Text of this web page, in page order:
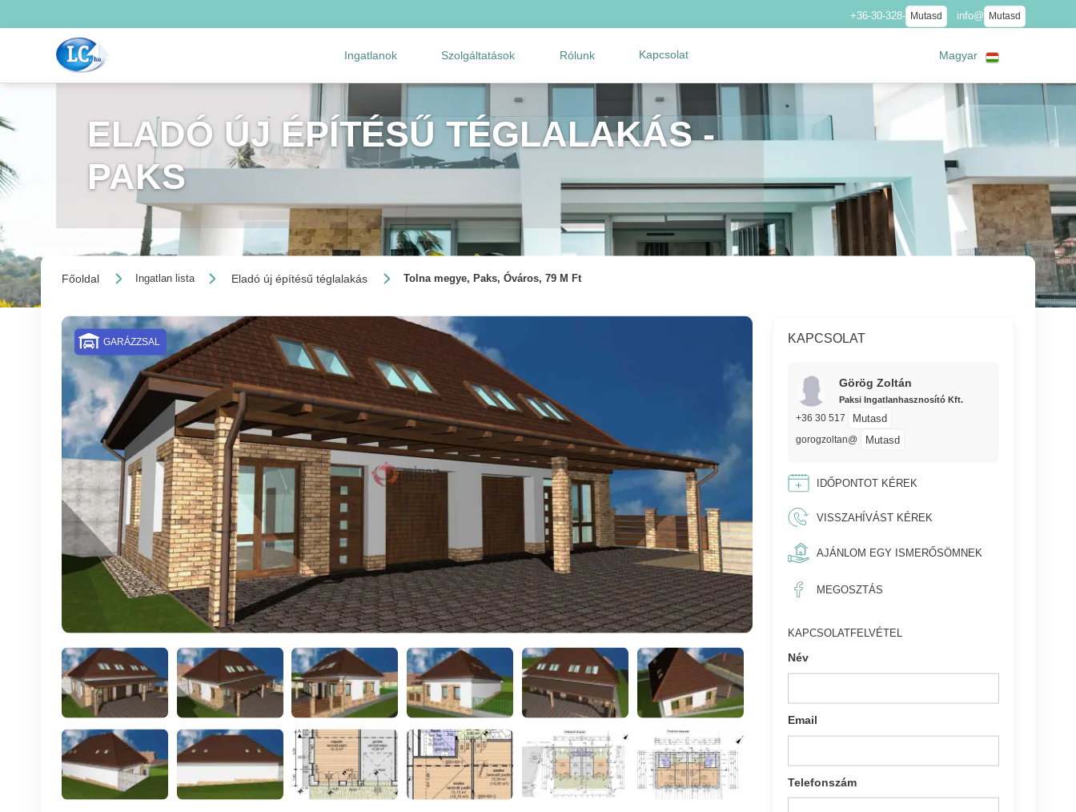
+36-30-328- Mutasd info@ Mutasd
Ingatlanok Szolgáltatások Rólunk Kapcsolat Magyar
ELADÓ ÚJ ÉPÍTÉSŰ TÉGLALAKÁS -
PAKS
Főoldal Ingatlan lista Eladó új építésű téglalakás Tolna megye, Paks, Óváros, 79 M Ft
GARÁZZSAL KAPCSOLAT
Görög Zoltán
Paksi Ingatlanhasznosító Kft.
+36 30 517 Mutasd
gorogzoltan@ Mutasd
IDŐPONTOT KÉREK
VISSZAHÍVÁST KÉREK
AJÁNLOM EGY ISMERŐSÖMNEK
MEGOSZTÁS
KAPCSOLATFELVÉTEL
Név
Email
Telefonszám